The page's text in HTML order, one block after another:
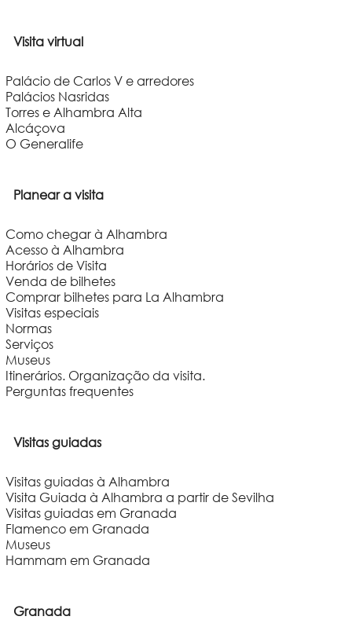
Visita virtual
Palácio de Carlos V e arredores
Palácios Nasridas
Torres e Alhambra Alta
Alcáçova
O Generalife
Planear a visita
Como chegar à Alhambra
Acesso à Alhambra
Horários de Visita
Venda de bilhetes
Comprar bilhetes para La Alhambra
Visitas especiais
Normas
Serviços
Museus
Itinerários. Organização da visita.
Perguntas frequentes
Visitas guiadas
Visitas guiadas à Alhambra
Visita Guiada à Alhambra a partir de Sevilha
Visitas guiadas em Granada
Flamenco em Granada
Museus
Hammam em Granada
Granada